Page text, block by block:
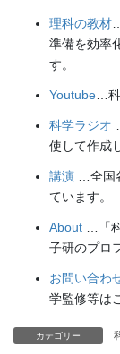
理科の教材
準備を効率
す。
Youtube …
科学ラジオ
使して作成
講演 …全国
ています。
About …「
子研のプロ
お問い合わ
学監修等は
カテゴリー